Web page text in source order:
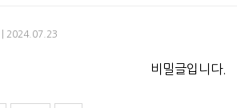
| 2024.07.23
비밀글입니다.